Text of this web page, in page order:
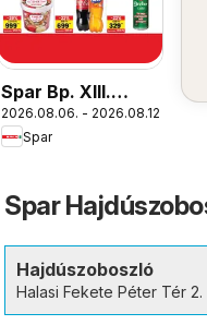
Spar Bp. XIII.
Országbíró út
üzlet újranyitás
2026.08.06. - 2026.08.12.
Spar
Spar
Hajdúszoboszló
Halasi Fekete Péter Tér 2.